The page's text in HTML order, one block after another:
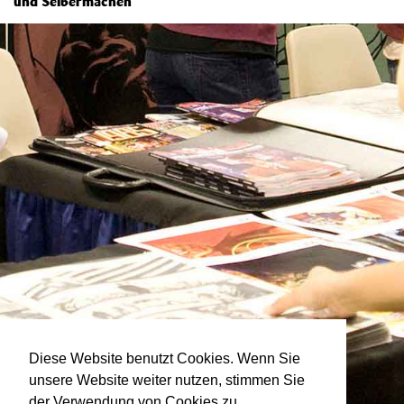
Diese Website benutzt Cookies. Wenn Sie
unsere Website weiter nutzen, stimmen Sie